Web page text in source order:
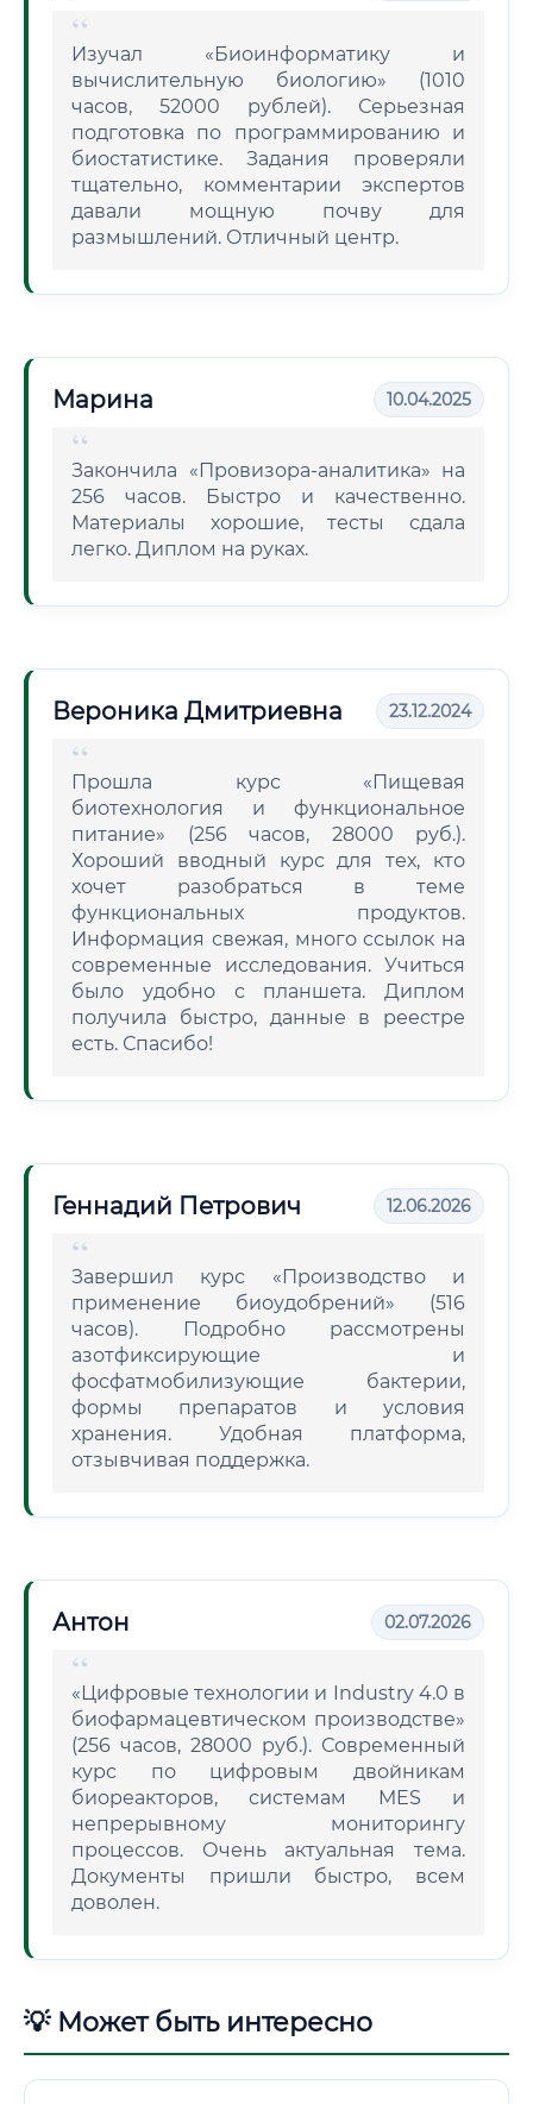
Изучал «Биоинформатику и
вычислительную биологию» (1010
часов, 52000 рублей). Серьезная
подготовка по программированию и
биостатистике. Задания проверяли
тщательно, комментарии экспертов
давали мощную почву для
размышлений. Отличный центр.
Марина 10.04.2025
Закончила «Провизора-аналитика» на
256 часов. Быстро и качественно.
Материалы хорошие, тесты сдала
легко. Диплом на руках.
Вероника Дмитриевна 23.12.2024
Прошла курс «Пищевая
биотехнология и функциональное
питание» (256 часов, 28000 руб.).
Хороший вводный курс для тех, кто
хочет разобраться в теме
функциональных продуктов.
Информация свежая, много ссылок на
современные исследования. Учиться
было удобно с планшета. Диплом
получила быстро, данные в реестре
есть. Спасибо!
Геннадий Петрович 12.06.2026
Завершил курс «Производство и
применение биоудобрений» (516
часов). Подробно рассмотрены
азотфиксирующие и
фосфатмобилизующие бактерии,
формы препаратов и условия
хранения. Удобная платформа,
отзывчивая поддержка.
Антон 02.07.2026
«Цифровые технологии и Industry 4.0 в
биофармацевтическом производстве»
(256 часов, 28000 руб.). Современный
курс по цифровым двойникам
биореакторов, системам MES и
непрерывному мониторингу
процессов. Очень актуальная тема.
Документы пришли быстро, всем
доволен.
💡 Может быть интересно